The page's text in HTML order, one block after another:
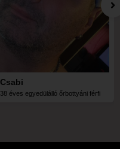
Csabi
38 éves egyedülálló őrbottyáni férfi